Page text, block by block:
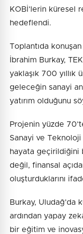
KOBİ’lerin küresel
hedeflendi.
Toplantıda
İbrahim Burkay,
yaklaşık 700 yıllık
geleceğin sanayi
yatırım olduğunu
Projenin yüzde
Sanayi ve Teknoloji
hayata geçirildiğini
değil, finansal
oluşturduklarını
Burkay, Uludağ’da
ardından yapay
bir eğitim ve